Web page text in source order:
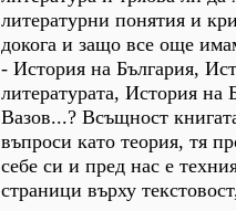
литературни понятия и
докога и защо все още
- История на България,
литературата, История на
Вазов...? Всъщност
въпроси като теория, тя
себе си и пред нас е
страници върху